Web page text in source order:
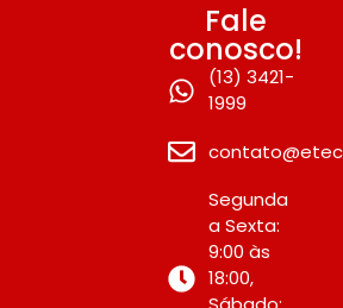
Fale
conosco!
(13) 3421-
1999
Segunda
a Sexta:
9:00 às
18:00,